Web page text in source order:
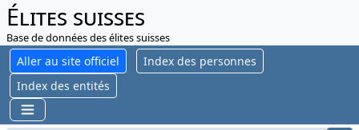
Élites suisses
Base de données des élites suisses
Aller au site officiel
Index des personnes
Index des entités